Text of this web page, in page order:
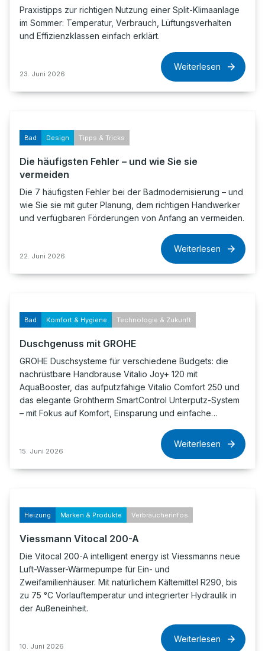
Praxistipps zur richtigen Nutzung einer Split-Klimaanlage
im Sommer: Temperatur, Verbrauch, Lüftungsverhalten
und Effizienzklassen einfach erklärt.
23. Juni 2026
Weiterlesen
Bad Design Tipps & Tricks
Die häufigsten Fehler – und wie Sie sie
vermeiden
Die 7 häufigsten Fehler bei der Badmodernisierung – und
wie Sie sie mit guter Planung, dem richtigen Handwerker
und verfügbaren Förderungen von Anfang an vermeiden.
22. Juni 2026
Weiterlesen
Bad Komfort & Hygiene Technologie & Zukunft
Duschgenuss mit GROHE
GROHE Duschsysteme für verschiedene Budgets: die
nachrüstbare Handbrause Vitalio Joy+ 120 mit
AquaBooster, das aufputzfähige Vitalio Comfort 250 und
das elegante Grohtherm SmartControl Unterputz-System
– mit Fokus auf Komfort, Einsparung und einfache…
15. Juni 2026
Weiterlesen
Heizung Marken & Produkte Verbraucherinfos
Viessmann Vitocal 200-A
Die Vitocal 200-A intelligent energy ist Viessmanns neue
Luft-Wasser-Wärmepumpe für Ein- und
Zweifamilienhäuser. Mit natürlichem Kältemittel R290, bis
zu 75 °C Vorlauftemperatur und integrierter Hydraulik in
der Außeneinheit.
10. Juni 2026
Weiterlesen